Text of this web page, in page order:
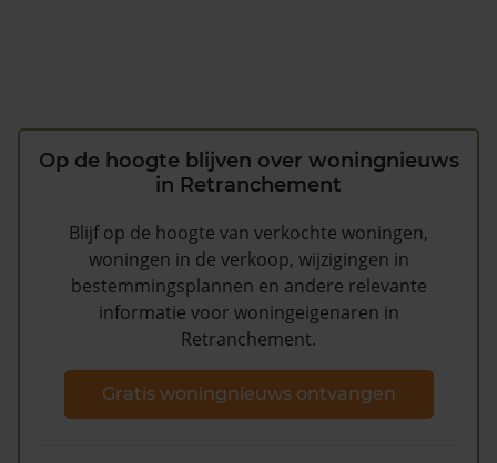
Op de hoogte blijven over woningnieuws
in Retranchement
Blijf op de hoogte van verkochte woningen,
woningen in de verkoop, wijzigingen in
bestemmingsplannen en andere relevante
informatie voor woningeigenaren in
Retranchement.
Gratis woningnieuws ontvangen